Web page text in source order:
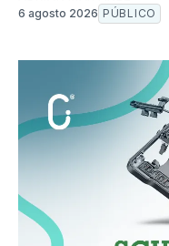
6 agosto 2026 PÚBLICO